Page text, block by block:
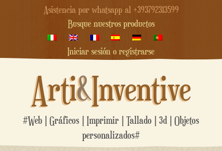
Asistencia por whatsapp al +393792313599
Busque nuestros productos
Iniciar sesión o registrarse
Arti&Inventive
#Web | Gráficos | Imprimir | Tallado | 3d | Objetos
personalizados#